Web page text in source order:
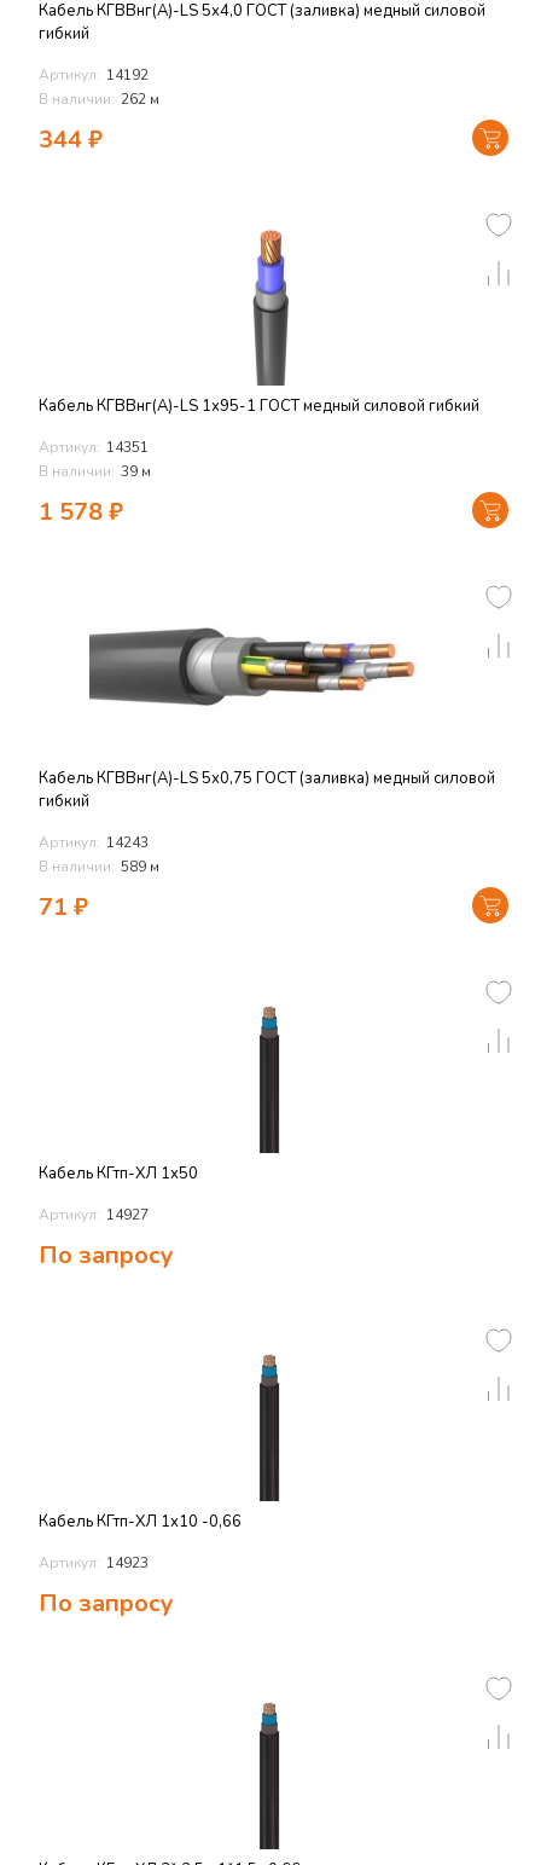
Кабель КГВВнг(А)-LS 5х4,0 ГОСТ (заливка) медный силовой
гибкий
Артикул: 14192
В наличии: 262 м
344₽
Кабель КГВВнг(А)-LS 1х95-1 ГОСТ медный силовой гибкий
Артикул: 14351
В наличии: 39 м
1 578₽
Кабель КГВВнг(А)-LS 5х0,75 ГОСТ (заливка) медный силовой
гибкий
Артикул: 14243
В наличии: 589 м
71 ₽
Кабель КГтп-ХЛ 1х50
Артикул: 14927
По запросу
Кабель КГтп-ХЛ 1х10 -0,66
Артикул: 14923
По запросу